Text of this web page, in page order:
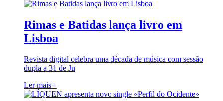
Rimas e Batidas lança livro em
Lisboa
Revista digital celebra uma década de música com sessão
dupla a 31 de Ju
Ler mais+